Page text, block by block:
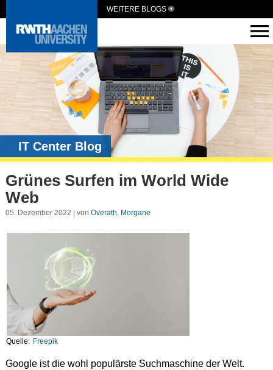
WEITERE BLOGS
IT Center Blog
Grünes Surfen im World Wide
Web
05. Dezember 2022 | von Overath, Morgane
Quelle: Freepik
Google ist die wohl populärste Suchmaschine der Welt.